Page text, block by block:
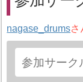
nagase_drumsさ